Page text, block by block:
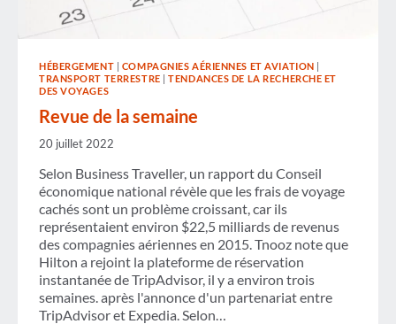
HÉBERGEMENT | COMPAGNIES AÉRIENNES ET AVIATION |
TRANSPORT TERRESTRE |TENDANCES DE LA RECHERCHE ET
DES VOYAGES
Revue de la semaine
20 juillet 2022
Selon Business Traveller, un rapport du Conseil
économique national révèle que les frais de voyage
cachés sont un problème croissant, car ils
représentaient environ $22,5 milliards de revenus
des compagnies aériennes en 2015. Tnooz note que
Hilton a rejoint la plateforme de réservation
instantanée de TripAdvisor, il y a environ trois
semaines. après l'annonce d'un partenariat entre
TripAdvisor et Expedia. Selon…